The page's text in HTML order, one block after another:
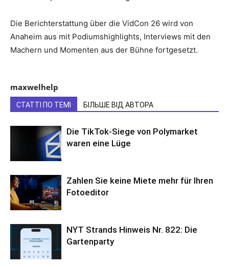
Die Berichterstattung über die VidCon 26 wird von
Anaheim aus mit Podiumshighlights, Interviews mit den
Machern und Momenten aus der Bühne fortgesetzt.
maxwelhelp
СТАТТІ ПО ТЕМІ БІЛЬШЕ ВІД АВТОРА
Die TikTok-Siege von Polymarket
waren eine Lüge
Zahlen Sie keine Miete mehr für Ihren
Fotoeditor
NYT Strands Hinweis Nr. 822: Die
Gartenparty